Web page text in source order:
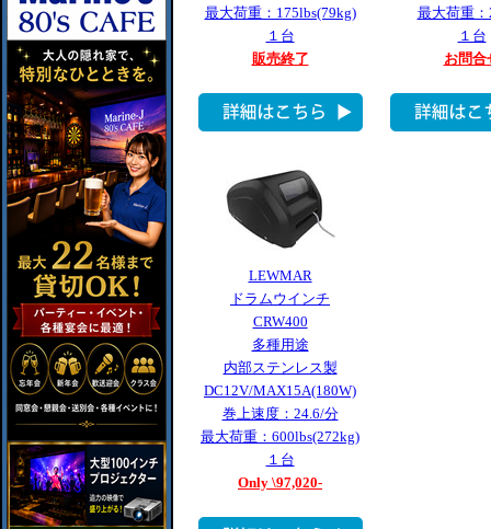
最大荷重：175lbs(79kg)
１台
販売終了
最大荷重
１台
お問合
LEWMAR
ドラムウインチ
CRW400
多種用途
内部ステンレス製
DC12V/MAX15A(180W)
巻上速度：24.6/分
最大荷重：600lbs(272kg)
１台
Only \97,020-